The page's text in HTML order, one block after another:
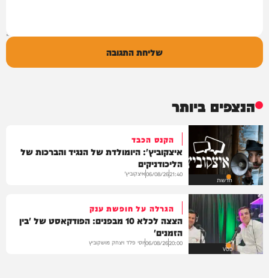
שליחת התגובה
הנצפים ביותר
חדשות
הקנס הכבד
איצקוביץ': היומולדת של הנגיד והברכות של
הליכודניקים
21:40
06/08/26איצקוביץ'
VOD
הגרלה על חופשת ענק
הצצה לכלא 10 מבפנים: הפודקאסט של 'בין
הזמנים'
20:00
06/08/26יוסי פלד ויצחק מושקוביץ